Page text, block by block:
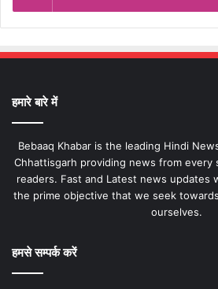
हमारे बारे में
Bebaaq Khabar is the leading Hindi
Chhattisgarh providing news from
readers. Fast and Latest news updates
the prime objective that we seek
ourselves.
हमसे सम्पर्क करें